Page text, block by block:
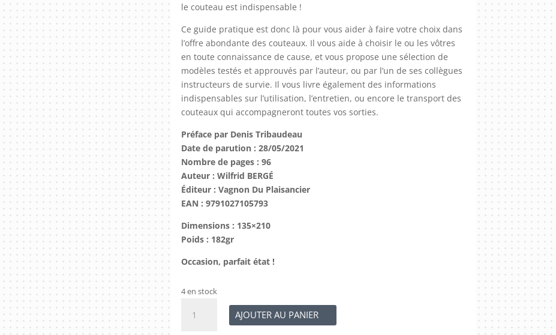
le couteau est indispensable !
Ce guide pratique est donc là pour vous aider à faire votre choix dans
l’offre abondante des couteaux. Il vous aide à choisir le ou les vôtres
en toute connaissance de cause, et vous propose une sélection de
modèles testés et approuvés par l’auteur, ou par l’un de ses collègues
instructeurs de survie. Il vous livre également des informations
indispensables sur l’utilisation, l’entretien, ou encore le transport des
couteaux qui accompagneront toutes vos sorties.
Préface par Denis Tribaudeau
Date de parution : 28/05/2021
Nombre de pages : 96
Auteur : Wilfrid BERGÉ
Éditeur : Vagnon Du Plaisancier
EAN : 9791027105793
Dimensions : 135×210
Poids : 182gr
Occasion, parfait état !
4 en stock
AJOUTER AU PANIER